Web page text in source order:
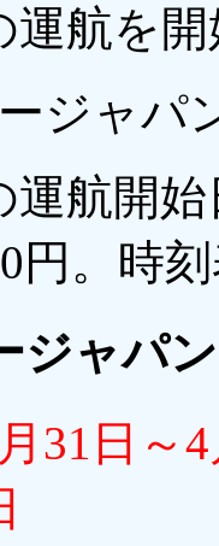
運航を
航開始
円。時
ジャパ
31日～